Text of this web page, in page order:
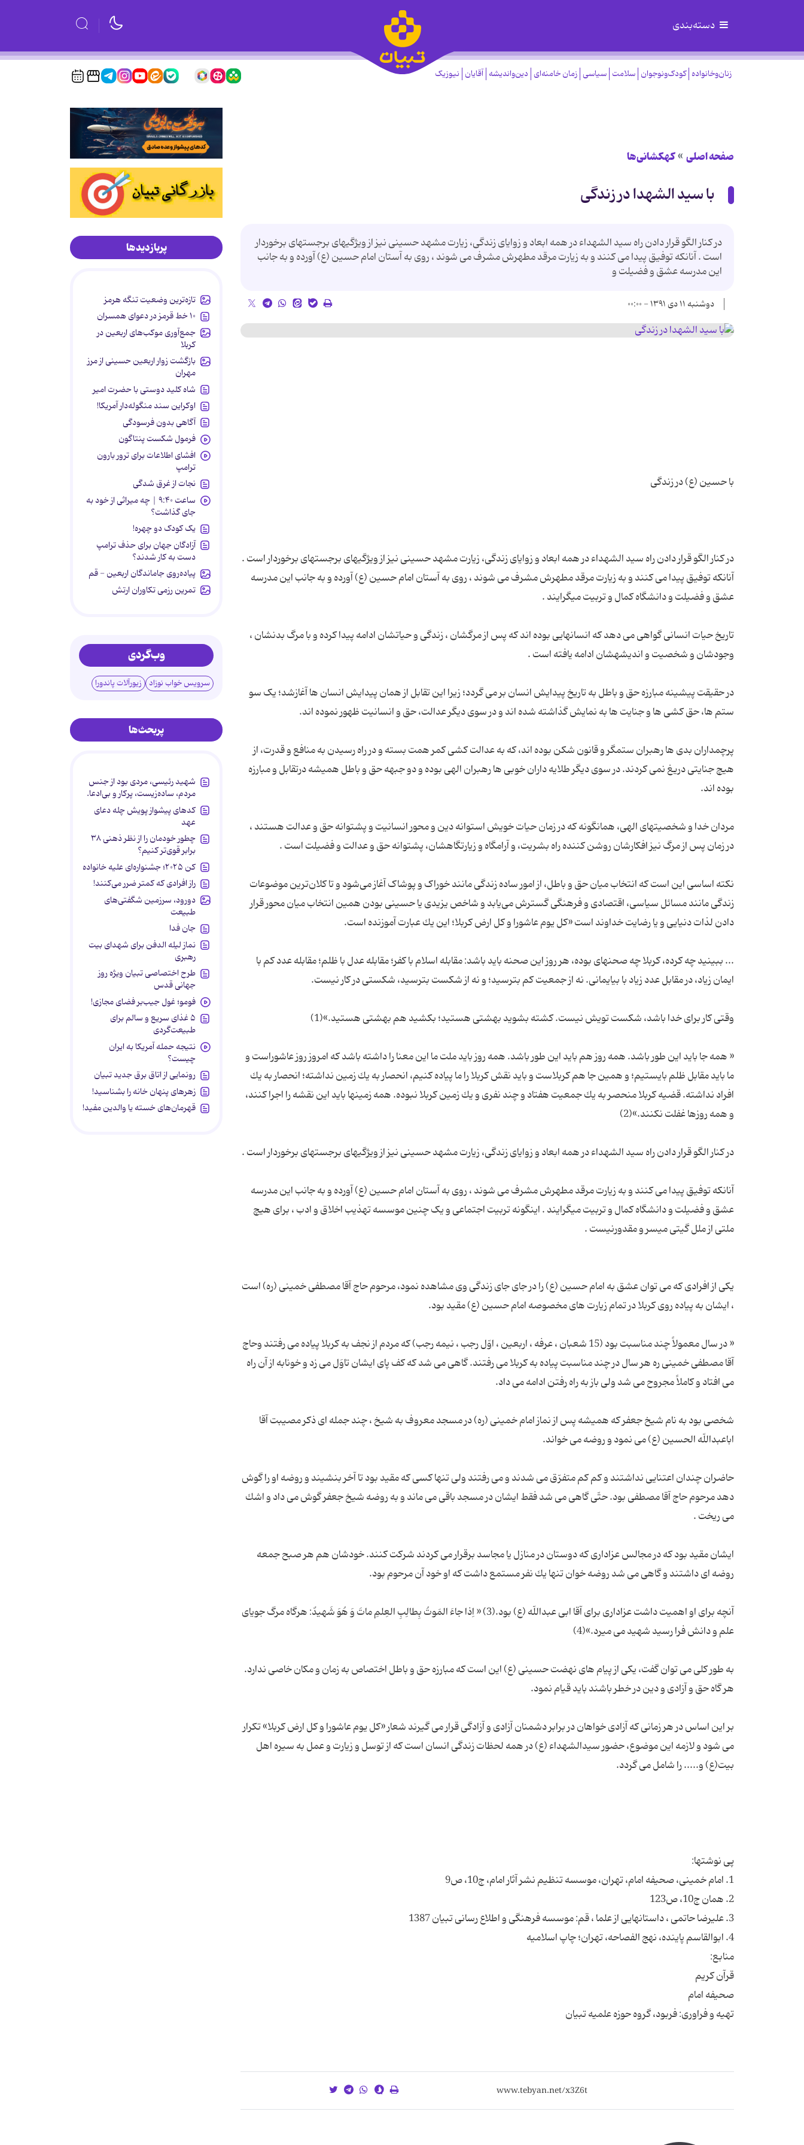
دسته‌بندی
زنان‌وخانواده کودک‌ونوجوان سلامت سیاسی زمان خامنه‌ای دین‌واندیشه آقایان نیوزیک
صفحه اصلی کهکشانی‌ها
با سید الشهدا در زندگی
در کنار الگو قرار دادن راه سید الشهداء در همه ابعاد و زوایای زندگی، زیارت مشهد حسینى نیز از ویژگیهاى برجسته‏اى برخوردار
است . آنانکه توفیق پیدا مى کنند و به زیارت مرقد مطهرش مشرف مى شوند ، روى به آستان امام حسین (ع) آورده و به جانب
این مدرسه عشق و فضیلت و
دوشنبه ۱۱ دی ۱۳۹۱ - ۰۰:۰۰
در کنار الگو قرار دادن راه سید الشهداء در همه ابعاد و زوایای زندگی، زیارت مشهد حسینى نیز از ویژگیهاى برجسته‏اى برخوردار است .
آنانکه توفیق پیدا مى کنند و به زیارت مرقد مطهرش مشرف مى شوند ، روى به آستان امام حسین (ع) آورده و به جانب این مدرسه
تاریخ حیات انسانی گواهی می دهد که انسانهایی بوده اند که پس از مرگشان ، زندگى و حیاتشان ادامه پیدا کرده و با مرگ بدنشان ،
در حقیقت پیشینه مبارزه حق و باطل به تاریخ پیدایش انسان بر مى گردد؛ زیرا این تقابل از همان پیدایش انسان ها آغازشد؛ یک سو
پرچمداران بدى ها رهبران ستمگر و قانون شکن بوده اند، که به عدالت کشى کمر همت بسته و در راه رسیدن به منافع و قدرت، از
هیچ جنایتى دریغ نمى کردند. در سوى دیگر طلایه داران خوبى ها رهبران الهى بوده و دو جبهه حق و باطل همیشه درتقابل و مبارزه
مردان خدا و شخصیتهاى الهى، همانگونه که در زمان حیات خویش استوانه دین و محور انسانیت و پشتوانه حق و عدالت هستند ،
نکته اساسی این است که انتخاب میان حق و باطل، از امور ساده زندگی مانند خوراک و پوشاک آغاز می‌شود و تا کلان‌ترین موضوعات
زندگی مانند مسائل سیاسی، اقتصادی و فرهنگی گسترش می‌یابد و شاخص یزیدی یا حسینی بودن همین انتخاب میان محور قرار
... ببینید چه كرده، كربلا چه صحنه‏اى بوده، هر روز این صحنه باید باشد: مقابله اسلام با كفر؛ مقابله عدل با ظلم؛ مقابله عدد كم با
« همه جا باید این طور باشد. همه روز هم باید این طور باشد. همه‏ روز باید ملت ما این معنا را داشته باشد كه امروز روز عاشوراست و
ما باید مقابل ظلم بایستیم؛ و همین جا هم كربلاست و باید نقش كربلا را ما پیاده كنیم، انحصار به یك زمین نداشته؛ انحصار به یك
افراد نداشته. قضیه كربلا منحصر به یك جمعیت هفتاد و چند نفرى و یك زمین كربلا نبوده. همه زمینها باید این نقشه را اجرا كنند،
آنانکه توفیق پیدا مى کنند و به زیارت مرقد مطهرش مشرف مى شوند ، روى به آستان امام حسین (ع) آورده و به جانب این مدرسه
عشق و فضیلت و دانشگاه کمال و تربیت مى‏گرایند . اینگونه تربیت اجتماعى و یک چنین موسسه تهذیب اخلاق و ادب ، براى هیچ
یکی از افرادی که می توان عشق به امام حسین (ع) را در جای جای زندگی وی مشاهده نمود، مرحوم حاج آقا مصطفی خمینی (ره) است
« در سال معمولاً چند مناسبت بود (15 شعبان ، عرفه ، اربعین ، اوّل رجب ، نیمه رجب) كه مردم از نجف به كربلا پیاده می رفتند وحاج
آقا مصطفی خمینی ره هر سال در چند مناسبت پیاده به كربلا می رفتند. گاهی می شد كه كف پای ایشان تاوَل می زد و خونابه از آن راه
شخصی بود به نام شیخ جعفر كه همیشه پس از نماز امام خمینی (ره) در مسجد معروف به شیخ ، چند جمله ای ذكر مصیبت آقا
حاضران چندان اعتنایی نداشتند و كم كم متفرّق می شدند و می رفتند ولی تنها كسی كه مقید بود تا آخر بنشیند و روضه او را گوش
دهد مرحوم حاج آقا مصطفی بود. حتّی گاهی می شد فقط ایشان در مسجد باقی می ماند و به روضه شیخ جعفر گوش می داد و اشك
ایشان مقید بود كه در مجالس عزاداری كه دوستان در منازل یا مجاسد برقرار می كردند شركت كنند. خودشان هم هر صبح جمعه
آنچه برای او اهمیت داشت عزاداری برای آقا ابی عبداللّه (ع) بود.(3) « اِذا جاءَ المَوتُ بِطالِبِ العِلمِ ماتَ وَ هُوَ شَهیدٌ: هرگاه مرگ جویای
به طور کلی می توان گفت، یکی از پیام های نهضت حسینی (ع) این است که مبارزه حق و باطل اختصاص به زمان و مکان خاصی ندارد.
بر این اساس در هر زمانى که آزادى خواهان در برابر دشمنان آزادی و آزادگی قرار مى گیرند شعار «کل یوم عاشورا و کل ارض کربلا» تکرار
مى شود و لازمه این موضوع، حضور سیدالشهداء (ع) در همه لحظات زندگی انسان است که از توسل و زیارت و عمل به سیره اهل
پربازدیدها
تازه‌ترین وضعیت تنگه هرمز
۱۰ خط قرمز در دعوای همسران
جمع‌آوری موکب‌های اربعین در
کربلا
بازگشت زوار اربعین حسینی از مرز
مهران
شاه کلید دوستی با حضرت امیر
اوکراین سند منگوله‌دار آمریکا!
آگاهی بدون فرسودگی
فرمول شکست پنتاگون
افشای اطلاعات برای ترور بارون
ترامپ
نجات از غرق شدگی
ساعت ۹:۴۰ | چه میراثی از خود به
جای گذاشت؟
یک کودک دو چهره!
آزادگان جهان برای حذف ترامپ
دست به کار شدند؟
پیاده‌روی جاماندگان اربعین - قم
تمرین رزمی تکاوران ارتش
وب‌گردی
سرویس خواب نوزاد زیورآلات پاندورا
پربحث‌ها
شهید رئیسی، مردی بود از جنس
مردم، ساده‌زیست، پرکار و بی‌ادعا.
کدهای پیشواز پویش چله دعای
عهد
چطور خودمان را از نظر ذهنی ۳۸
برابر قوی‌تر کنیم؟
کن ۲۰۲۵؛ جشنواره‌ای علیه خانواده
راز افرادی که کمتر ضرر می‌کنند!
دورود، سرزمین شگفتی‌های
طبیعت
جان فدا
نماز لیله الدفن برای شهدای بیت
رهبری
طرح اختصاصی تبیان ویژه روز
جهانی قدس
فومو؛ غول جیب‌بر فضای مجازی!
۵ غذای سریع و سالم برای
طبیعت‌گردی
نتیجه حمله آمریکا به ایران
چیست؟
رونمایی از اتاق برق جدید تبیان
زهرهای پنهان خانه را بشناسید!
قهرمان‌های خسته یا والدین مفید!